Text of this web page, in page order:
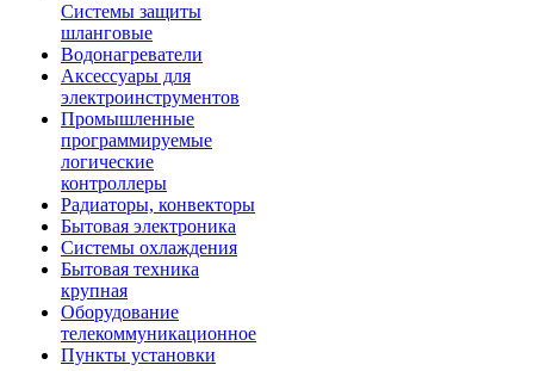
Системы защиты
шланговые
Водонагреватели
Аксессуары для
электроинструментов
Промышленные
программируемые
логические
контроллеры
Радиаторы, конвекторы
Бытовая электроника
Системы охлаждения
Бытовая техника
крупная
Оборудование
телекоммуникационное
Пункты установки